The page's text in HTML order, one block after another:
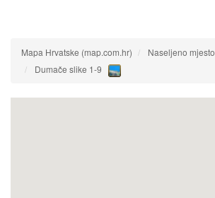
Mapa Hrvatske (map.com.hr) Naseljeno mjesto
Dumače slike 1-9